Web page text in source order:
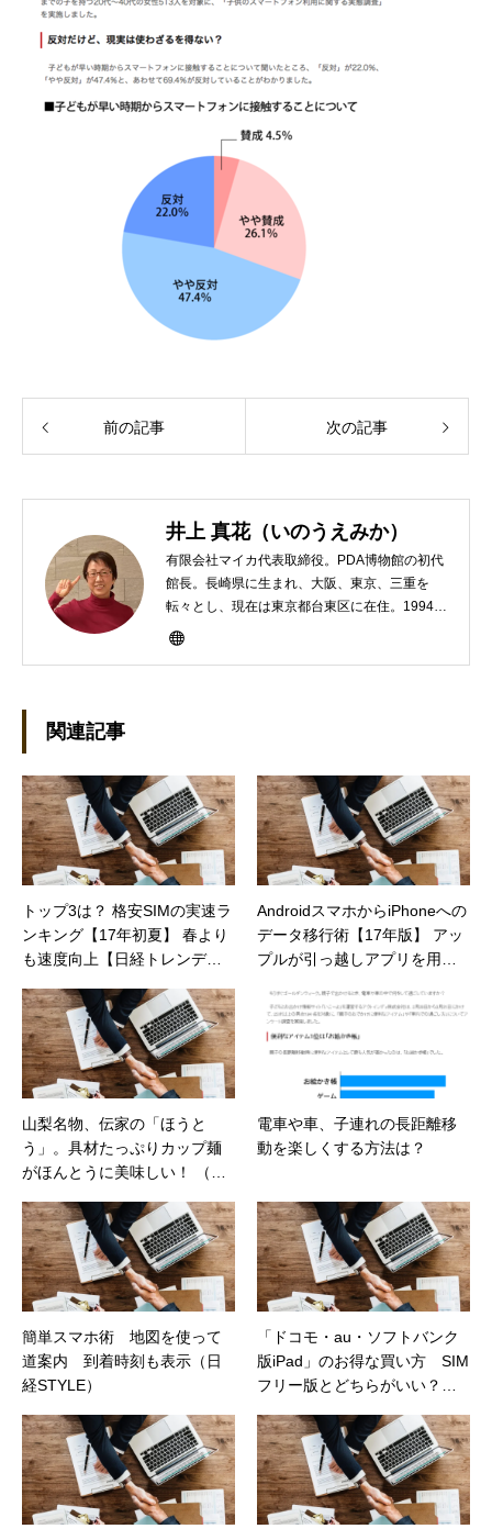
前の記事 次の記事
井上 真花（いのうえみか）
有限会社マイカ代表取締役。PDA博物館の初代
館長。長崎県に生まれ、大阪、東京、三重を
転々とし、現在は東京都台東区に在住。1994年
にHP100LXと出会ったのをきかっけに、フリ
制作。プライベートでは、井上円了哲学塾の第
一期修了生として「哲学カフェ＠神保町」の世
話人、2020年以降は「なごテツ」のオンライン
カフェの世話人を務める。趣味は考えること。
関連記事
トップ3は？ 格安SIMの実速ラ
ンキング【17年初夏】 春より
も速度向上【日経トレンディ
AndroidスマホからiPhoneへの
データ移行術【17年版】 アッ
プルが引っ越しアプリを用意
山梨名物、伝家の「ほうと
う」。具材たっぷりカップ麺
がほんとうに美味しい！ （価
電車や車、子連れの長距離移
動を楽しくする方法は？
簡単スマホ術 地図を使って
道案内 到着時刻も表示（日
経STYLE）
「ドコモ・au・ソフトバンク
版iPad」のお得な買い方 SIM
フリー版とどちらがいい？